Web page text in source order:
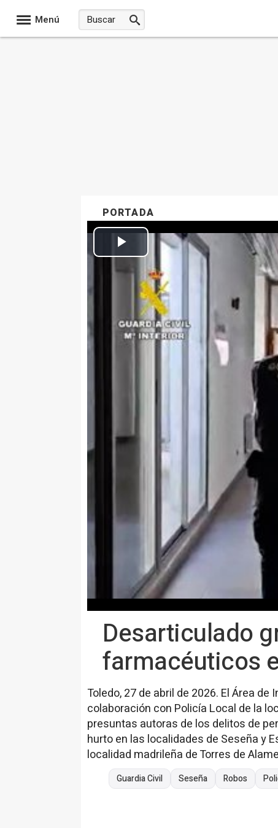
Menú
PORTADA
Desarticulado
farmacéuticos
Toledo, 27 de abril de 2026. El Área
colaboración con Policía Local de la
presuntas autoras de los delitos de
hurto en las localidades de Seseña y
localidad madrileña de Torres de
Guardia Civil Seseña Robos